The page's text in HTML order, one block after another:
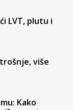
LVT, plutu i
više
Kako